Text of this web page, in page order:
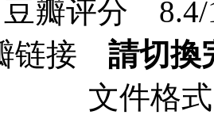
豆瓣评分 8.4/
链接 請切換
文件格